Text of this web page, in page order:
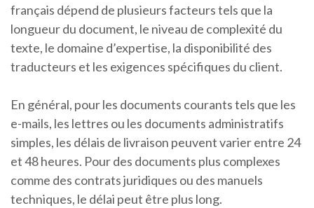
français dépend de plusieurs facteurs tels que la
longueur du document, le niveau de complexité du
texte, le domaine d’expertise, la disponibilité des
traducteurs et les exigences spécifiques du client.
En général, pour les documents courants tels que les
e-mails, les lettres ou les documents administratifs
simples, les délais de livraison peuvent varier entre 24
et 48 heures. Pour des documents plus complexes
comme des contrats juridiques ou des manuels
techniques, le délai peut être plus long.